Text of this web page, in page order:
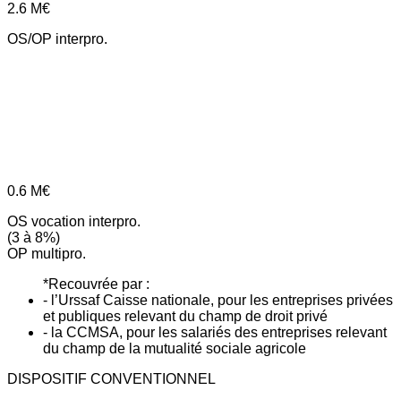
2.6 M€
OS/OP interpro.
0.6 M€
OS vocation interpro.
(3 à 8%)
OP multipro.
*Recouvrée par :
- l’Urssaf Caisse nationale, pour les entreprises privées
et publiques relevant du champ de droit privé
- la CCMSA, pour les salariés des entreprises relevant
du champ de la mutualité sociale agricole
DISPOSITIF CONVENTIONNEL